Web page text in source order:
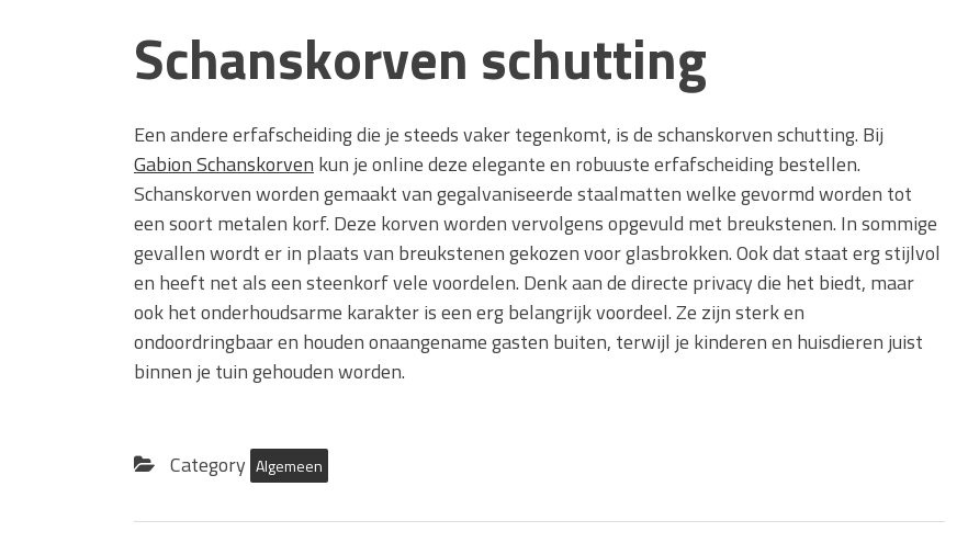
Schanskorven schutting
Een andere erfafscheiding die je steeds vaker tegenkomt, is de schanskorven schutting. Bij
Gabion Schanskorven kun je online deze elegante en robuuste erfafscheiding bestellen.
Schanskorven worden gemaakt van gegalvaniseerde staalmatten welke gevormd worden tot
een soort metalen korf. Deze korven worden vervolgens opgevuld met breukstenen. In sommige
gevallen wordt er in plaats van breukstenen gekozen voor glasbrokken. Ook dat staat erg stijlvol
en heeft net als een steenkorf vele voordelen. Denk aan de directe privacy die het biedt, maar
ook het onderhoudsarme karakter is een erg belangrijk voordeel. Ze zijn sterk en
ondoordringbaar en houden onaangename gasten buiten, terwijl je kinderen en huisdieren juist
binnen je tuin gehouden worden.
Category Algemeen